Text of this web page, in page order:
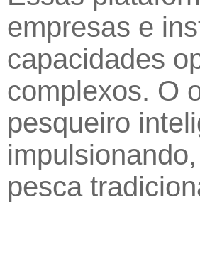
empresas e
capacidades
complexos. O
pesqueiro
pesca